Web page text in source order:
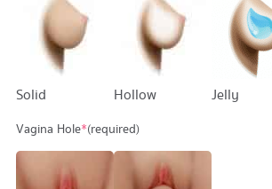
Solid Hollow Jelly
Vagina Hole*(required)